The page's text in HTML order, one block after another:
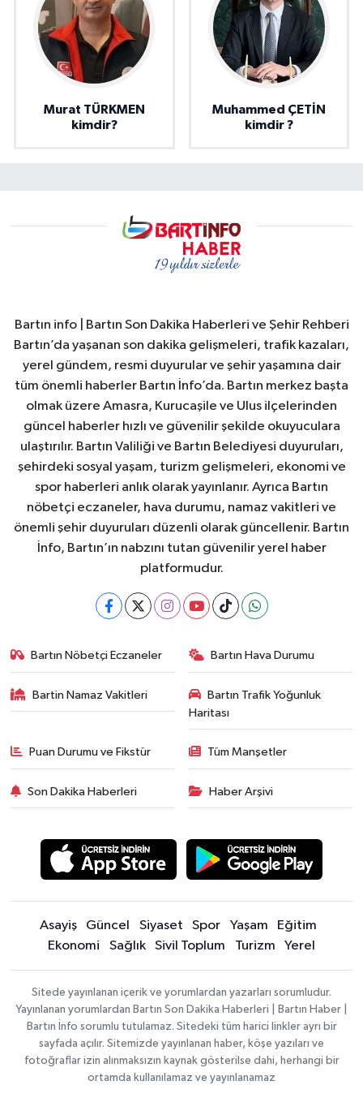
Murat TÜRKMEN
kimdir?
Muhammed ÇETİN
kimdir ?
Bartın info | Bartın Son Dakika Haberleri ve Şehir Rehberi
Bartın’da yaşanan son dakika gelişmeleri, trafik kazaları,
yerel gündem, resmi duyurular ve şehir yaşamına dair
tüm önemli haberler Bartın İnfo’da. Bartın merkez başta
olmak üzere Amasra, Kurucaşile ve Ulus ilçelerinden
güncel haberler hızlı ve güvenilir şekilde okuyuculara
ulaştırılır. Bartın Valiliği ve Bartın Belediyesi duyuruları,
şehirdeki sosyal yaşam, turizm gelişmeleri, ekonomi ve
spor haberleri anlık olarak yayınlanır. Ayrıca Bartın
nöbetçi eczaneler, hava durumu, namaz vakitleri ve
önemli şehir duyuruları düzenli olarak güncellenir. Bartın
İnfo, Bartın’ın nabzını tutan güvenilir yerel haber
platformudur.
Bartın Nöbetçi Eczaneler Bartın Hava Durumu
Bartin Namaz Vakitleri
Bartın Trafik Yoğunluk
Haritası
Puan Durumu ve Fikstür Tüm Manşetler
Son Dakika Haberleri Haber Arşivi
Asayiş Güncel Siyaset Spor Yaşam
Eğitim
Ekonomi
Sağlık Sivil Toplum Turizm Yerel
Sitede yayınlanan içerik ve yorumlardan yazarları sorumludur.
Yayınlanan yorumlardan Bartın Son Dakika Haberleri | Bartın Haber |
Bartın İnfo sorumlu tutulamaz. Sitedeki tüm harici linkler ayrı bir
sayfada açılır. Sitemizde yayınlanan haber, köşe yazıları ve
fotoğraflar izin alınmaksızın kaynak gösterilse dahi, herhangi bir
ortamda kullanılamaz ve yayınlanamaz